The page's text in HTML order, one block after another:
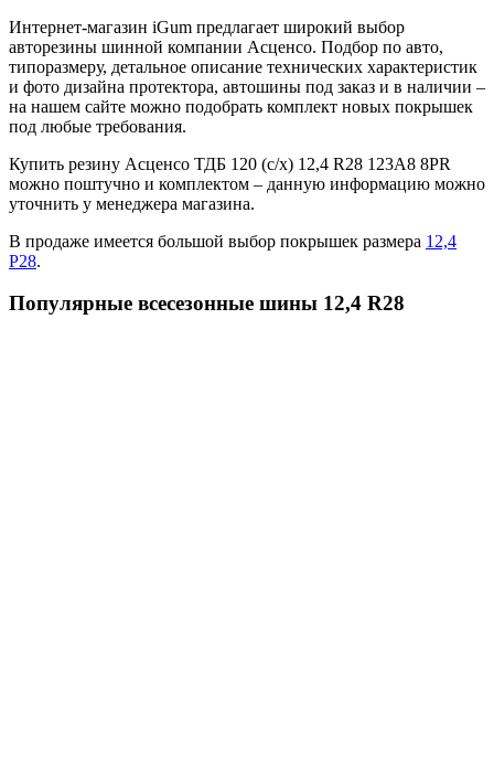
Интернет-магазин iGum предлагает широкий выбор
авторезины шинной компании Асценсо. Подбор по авто,
типоразмеру, детальное описание технических характеристик
и фото дизайна протектора, автошины под заказ и в наличии –
на нашем сайте можно подобрать комплект новых покрышек
под любые требования.
Купить резину Асценсо ТДБ 120 (с/х) 12,4 R28 123A8 8PR
можно поштучно и комплектом – данную информацию можно
уточнить у менеджера магазина.
В продаже имеется большой выбор покрышек размера 12,4
Р28.
Популярные всесезонные шины 12,4 R28